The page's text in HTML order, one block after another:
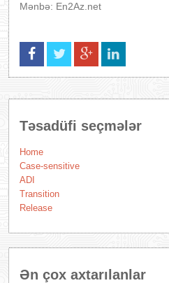
Mənbə: En2Az.net
Təsadüfi seçmələr
Home
Case-sensitive
ADI
Transition
Release
Ən çox axtarılanlar